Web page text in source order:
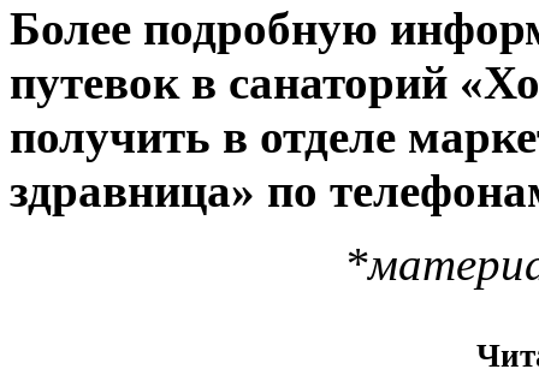
Более подробную
путевок в санаторий
получить в отделе
здравница» по